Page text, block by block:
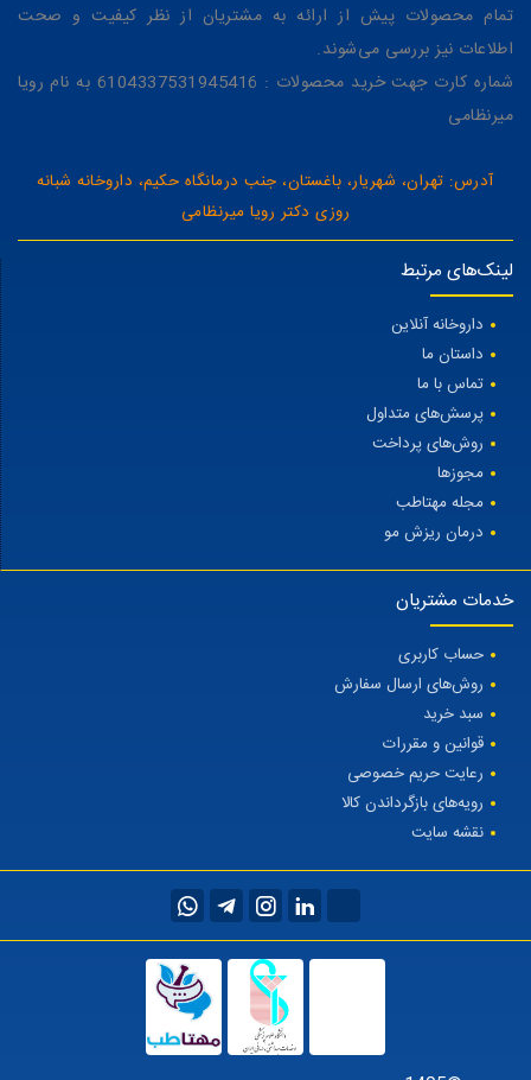
تمام محصولات پیش از ارائه به مشتریان از نظر کیفیت و صحت
اطلاعات نیز بررسی می‌شوند.
شماره کارت جهت خرید محصولات : 6104337531945416 به نام رویا
میرنظامی
آدرس: تهران، شهریار، باغستان، جنب درمانگاه حکیم، داروخانه شبانه
روزی دکتر رویا میرنظامی
لینک‌های مرتبط
داروخانه آنلاین
داستان ما
تماس با ما
پرسش‌های متداول
روش‌های پرداخت
مجوزها
مجله مهتاطب
درمان ریزش مو
خدمات مشتریان
حساب کاربری
روش‌های ارسال سفارش
سبد خرید
قوانین و مقررات
رعایت حریم خصوصی
رویه‌های بازگرداندن کالا
نقشه سایت